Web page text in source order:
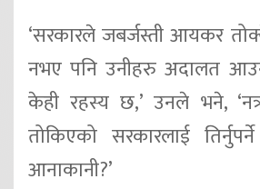
‘सरकारले जबर्जस्ती आयकर
नभए पनि उनीहरु अदालत
केही रहस्य छ,’ उनले भने,
तोकिएको सरकारलाई
आनाकानी?’